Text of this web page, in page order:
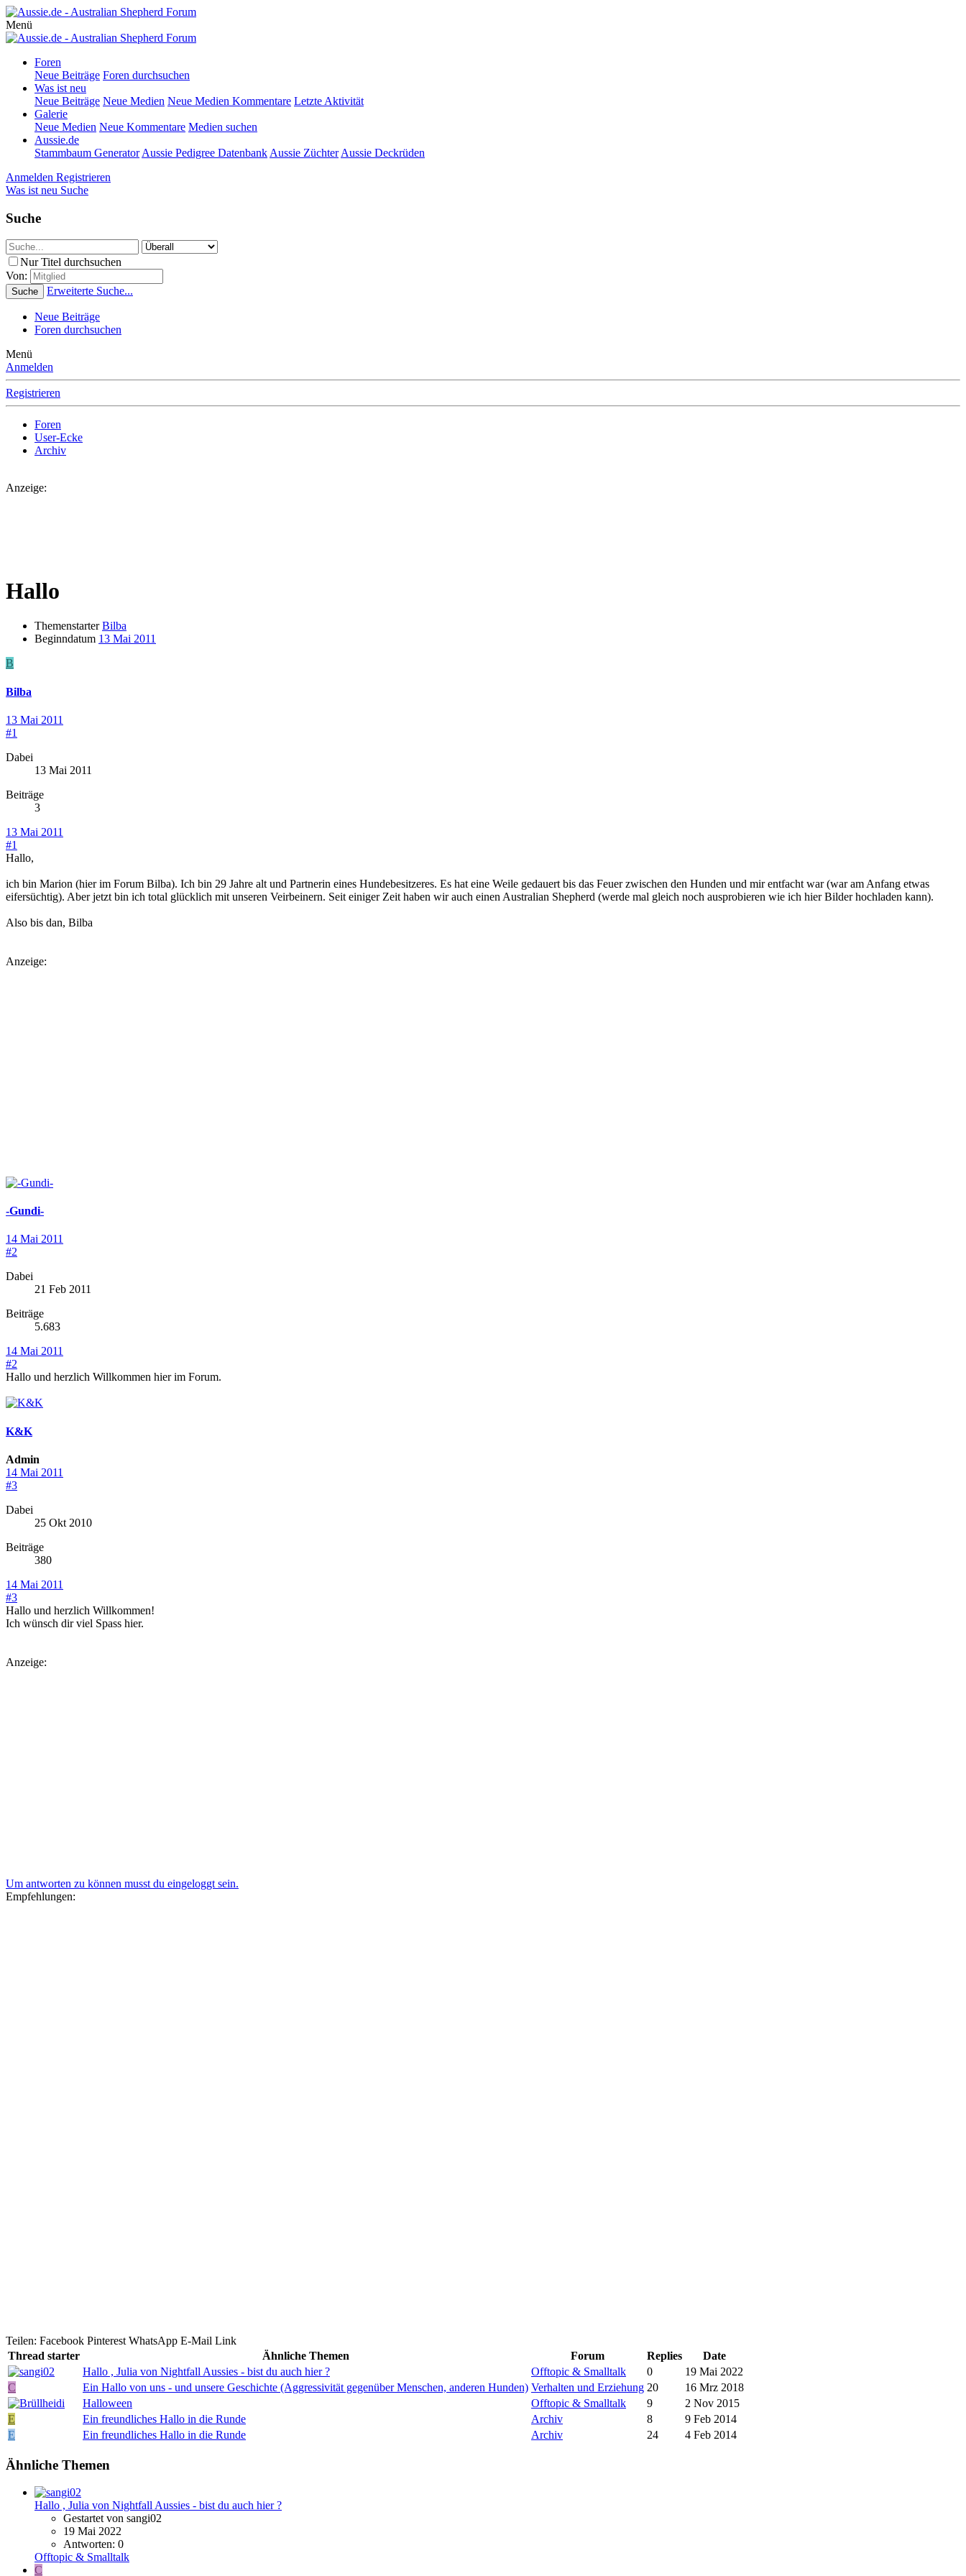
Menü
Foren
Neue Beiträge Foren durchsuchen
Was ist neu
Neue Beiträge Neue Medien Neue Medien Kommentare Letzte Aktivität
Galerie
Neue Medien Neue Kommentare Medien suchen
Aussie.de
Stammbaum Generator Aussie Pedigree Datenbank Aussie Züchter Aussie Deckrüden
Anmelden Registrieren
Was ist neu Suche
Suche
Nur Titel durchsuchen
Von:
Suche Erweiterte Suche...
Neue Beiträge
Foren durchsuchen
Menü
Anmelden
Registrieren
Foren
User-Ecke
Archiv
Anzeige:
Hallo
Themenstarter Bilba
Beginndatum 13 Mai 2011
B
Bilba
13 Mai 2011
#1
Dabei
13 Mai 2011
Beiträge
3
13 Mai 2011
#1
Hallo,
ich bin Marion (hier im Forum Bilba). Ich bin 29 Jahre alt und Partnerin eines Hundebesitzeres. Es hat eine Weile gedauert bis das Feuer zwischen den Hunden und mir entfacht war (war am Anfang etwas
eifersüchtig). Aber jetzt bin ich total glücklich mit unseren Veirbeinern. Seit einiger Zeit haben wir auch einen Australian Shepherd (werde mal gleich noch ausprobieren wie ich hier Bilder hochladen kann).
Also bis dan, Bilba
Anzeige:
-Gundi-
14 Mai 2011
#2
Dabei
21 Feb 2011
Beiträge
5.683
14 Mai 2011
#2
Hallo und herzlich Willkommen hier im Forum.
K&K
Admin
14 Mai 2011
#3
Dabei
25 Okt 2010
Beiträge
380
14 Mai 2011
#3
Hallo und herzlich Willkommen!
Ich wünsch dir viel Spass hier.
Anzeige:
Um antworten zu können musst du eingeloggt sein.
Empfehlungen:
Teilen: Facebook Pinterest WhatsApp E-Mail Link
Thread starter
Ähnliche Themen Forum Replies
Date
Hallo , Julia von Nightfall Aussies - bist du auch hier ?
Offtopic & Smalltalk 0
19 Mai 2022
C
Ein Hallo von uns - und unsere Geschichte (Aggressivität gegenüber Menschen, anderen Hunden) Verhalten und Erziehung 20
16 Mrz 2018
Halloween
Offtopic & Smalltalk 9
2 Nov 2015
E
Ein freundliches Hallo in die Runde Archiv 8
9 Feb 2014
E
Ein freundliches Hallo in die Runde Archiv 24 4 Feb 2014
Ähnliche Themen
Hallo , Julia von Nightfall Aussies - bist du auch hier ?
Gestartet von sangi02
19 Mai 2022
Antworten: 0
Offtopic & Smalltalk
C